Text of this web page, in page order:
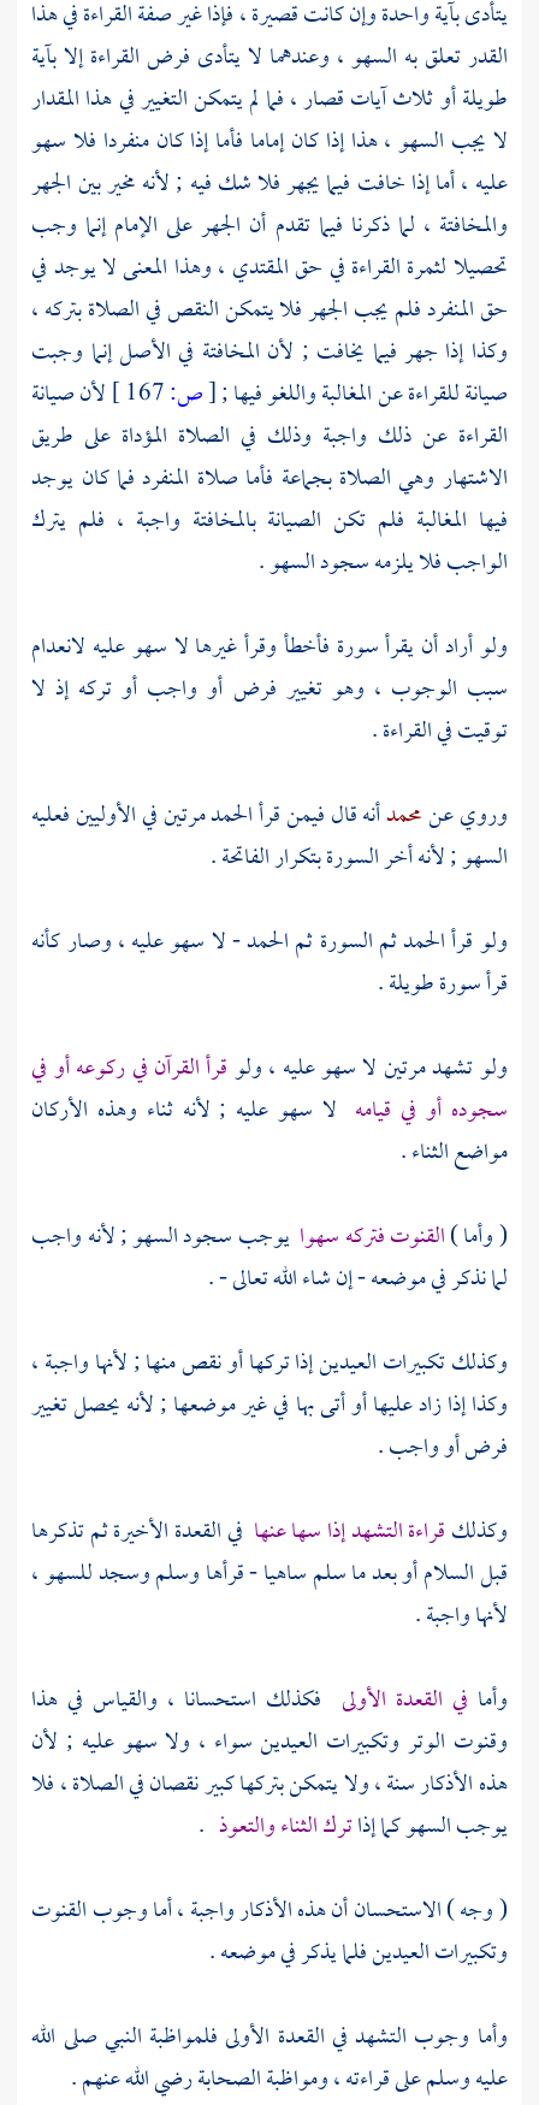
يتأدى بآية واحدة وإن كانت قصيرة ، فإذا غير صفة القراءة في هذا
القدر تعلق به السهو ، وعندهما لا يتأدى فرض القراءة إلا بآية
طويلة أو ثلاث آيات قصار ، فما لم يتمكن التغيير في هذا المقدار
لا يجب السهو ، هذا إذا كان إماما فأما إذا كان منفردا فلا سهو
عليه ، أما إذا خافت فيما يجهر فلا شك فيه ; لأنه مخير بين الجهر
والمخافتة ، لما ذكرنا فيما تقدم أن الجهر على الإمام إنما وجب
تحصيلا لثمرة القراءة في حق المقتدي ، وهذا المعنى لا يوجد في
حق المنفرد فلم يجب الجهر فلا يتمكن النقص في الصلاة بتركه ،
وكذا إذا جهر فيما يخافت ; لأن المخافتة في الأصل إنما وجبت
صيانة للقراءة عن المغالبة واللغو فيها ;[ص:
لأن صيانة
القراءة عن ذلك واجبة وذلك في الصلاة المؤداة على طريق
الاشتهار وهي الصلاة بجماعة فأما صلاة المنفرد فما كان يوجد
فيها المغالبة فلم تكن الصيانة بالمخافتة واجبة ، فلم يترك
الواجب فلا يلزمه سجود السهو .
ولو أراد أن يقرأ سورة فأخطأ وقرأ غيرها لا سهو عليه لانعدام
سبب الوجوب ، وهو تغيير فرض أو واجب أو تركه إذ لا
توقيت في القراءة .
وروي عنمحمدأنه قال فيمن قرأ الحمد مرتين في الأوليين فعليه
السهو ; لأنه أخر السورة بتكرار الفاتحة .
ولو قرأ الحمد ثم السورة ثم الحمد - لا سهو عليه ، وصار كأنه
قرأ سورة طويلة .
ولو تشهد مرتين لا سهو عليه ، ولوقرأ القرآن في ركوعه أو في
سجوده أو في قيامه لا سهو عليه ; لأنه ثناء وهذه الأركان
مواضع الثناء .
( وأما )القنوت فتركه سهوا يوجب سجود السهو ; لأنه واجب
لما نذكر في موضعه - إن شاء الله تعالى - .
وكذلك تكبيرات العيدين إذا تركها أو نقص منها ; لأنها واجبة ،
وكذا إذا زاد عليها أو أتى بها في غير موضعها ; لأنه يحصل تغيير
فرض أو واجب .
وكذلكقراءة التشهد إذا سها عنها في القعدة الأخيرة ثم تذكرها
قبل السلام أو بعد ما سلم ساهيا - قرأها وسلم وسجد للسهو ،
لأنها واجبة .
وأما في القعدة الأولى فكذلك استحسانا ، والقياس في هذا
وقنوت الوتر وتكبيرات العيدين سواء ، ولا سهو عليه ; لأن
هذه الأذكار سنة ، ولا يتمكن بتركها كبير نقصان في الصلاة ، فلا
يوجب السهو كما إذاترك الثناء والتعوذ .
( وجه ) الاستحسان أن هذه الأذكار واجبة ، أما وجوب القنوت
وتكبيرات العيدين فلما يذكر في موضعه .
وأما وجوب التشهد في القعدة الأولى فلمواظبة النبي صلى الله
عليه وسلم على قراءته ، ومواظبة الصحابة رضي الله عنهم .